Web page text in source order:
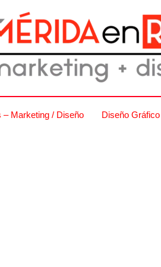
– Marketing / Diseño Diseño Gráfico